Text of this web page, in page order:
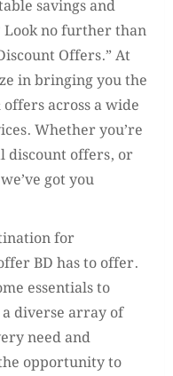
savings and
Look no further than
Offers.” At
in bringing you the
across a wide
Whether you’re
discount offers, or
got you
for
BD has to offer.
essentials to
diverse array of
need and
opportunity to